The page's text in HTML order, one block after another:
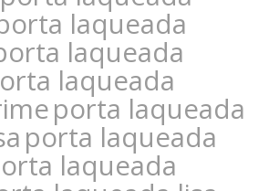
laqueada
laqueada
laqueada
porta laqueada
porta laqueada
laqueada